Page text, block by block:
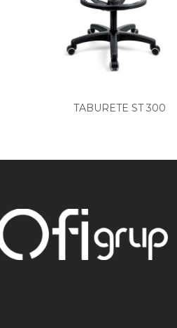
TABURETE ST 300